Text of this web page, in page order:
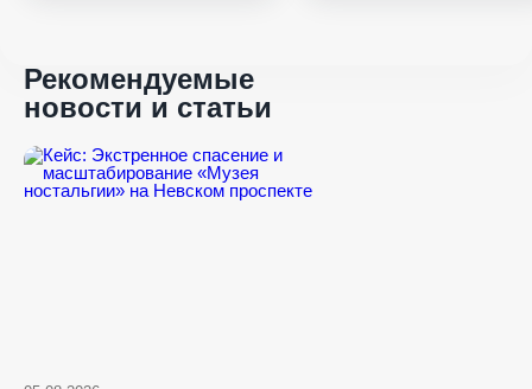
Рекомендуемые
новости и статьи